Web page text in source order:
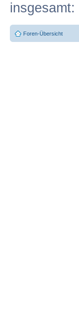
insgesamt:
Foren-Übersicht